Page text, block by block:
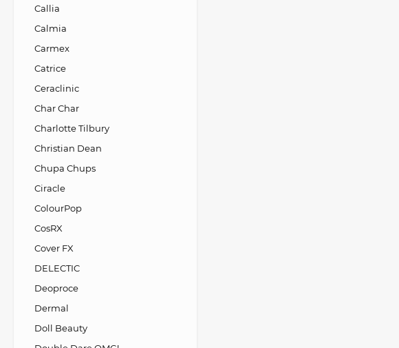
Callia
Calmia
Carmex
Catrice
Ceraclinic
Char Char
Charlotte Tilbury
Christian Dean
Chupa Chups
Ciracle
ColourPop
CosRX
Cover FX
DELECTIC
Deoproce
Dermal
Doll Beauty